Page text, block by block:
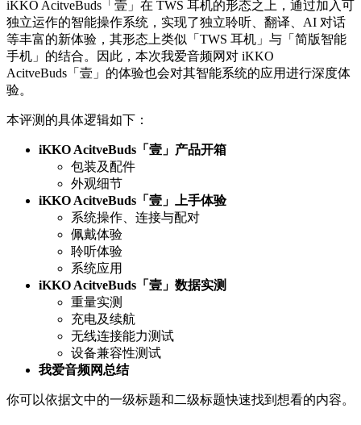
iKKO AcitveBuds「壹」在 TWS 耳机的形态之上，通过加入可
独立运作的智能操作系统，实现了独立聆听、翻译、AI 对话
等丰富的新体验，其形态上类似「TWS 耳机」与「简版智能
手机」的结合。因此，本次我爱音频网对 iKKO
AcitveBuds「壹」的体验也会对其智能系统的应用进行深度体
验。
本评测的具体逻辑如下：
iKKO AcitveBuds「壹」产品开箱
包装及配件
外观细节
iKKO AcitveBuds「壹」上手体验
系统操作、连接与配对
佩戴体验
聆听体验
系统应用
iKKO AcitveBuds「壹」数据实测
重量实测
充电及续航
无线连接能力测试
设备兼容性测试
我爱音频网总结
你可以依据文中的一级标题和二级标题快速找到想看的内容。